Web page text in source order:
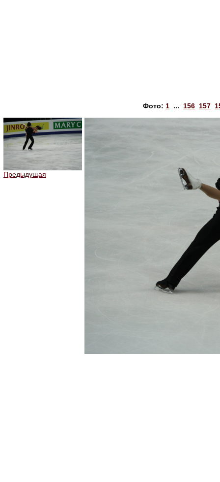
Фото: 1 ... 156 157
Предыдущая